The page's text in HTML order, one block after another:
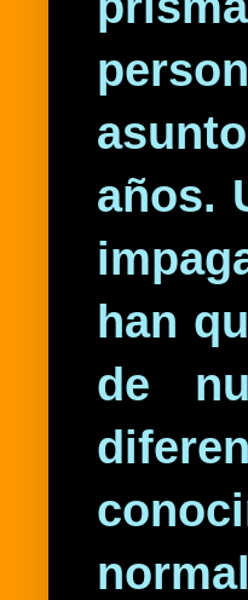
años.
han
de